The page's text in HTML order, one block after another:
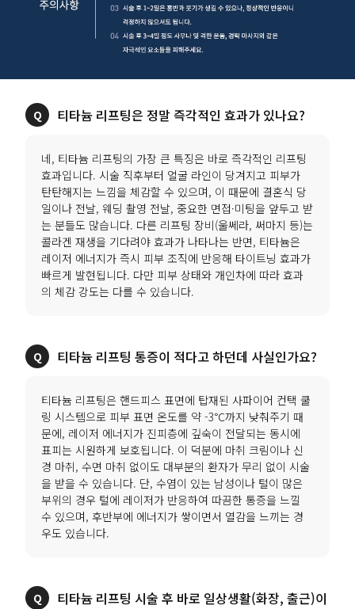
티타늄 리프팅은 정말 즉각적인 효과가 있나요?
네, 티타늄 리프팅의 가장 큰 특징은 바로 즉각적인 리프팅
효과입니다. 시술 직후부터 얼굴 라인이 당겨지고 피부가
탄탄해지는 느낌을 체감할 수 있으며, 이 때문에 결혼식 당
일이나 전날, 웨딩 촬영 전날, 중요한 면접·미팅을 앞두고 받
는 분들도 많습니다. 다른 리프팅 장비(울쎄라, 써마지 등)는
콜라겐 재생을 기다려야 효과가 나타나는 반면, 티타늄은
레이저 에너지가 즉시 피부 조직에 반응해 타이트닝 효과가
빠르게 발현됩니다. 다만 피부 상태와 개인차에 따라 효과
의 체감 강도는 다를 수 있습니다.
티타늄 리프팅 통증이 적다고 하던데 사실인가요?
티타늄 리프팅은 핸드피스 표면에 탑재된 사파이어 컨택 쿨
링 시스템으로 피부 표면 온도를 약 -3℃까지 낮춰주기 때
문에, 레이저 에너지가 진피층에 깊숙이 전달되는 동시에
표피는 시원하게 보호됩니다. 이 덕분에 마취 크림이나 신
경 마취, 수면 마취 없이도 대부분의 환자가 무리 없이 시술
을 받을 수 있습니다. 단, 수염이 있는 남성이나 털이 많은
부위의 경우 털에 레이저가 반응하여 따끔한 통증을 느낄
수 있으며, 후반부에 에너지가 쌓이면서 열감을 느끼는 경
우도 있습니다.
티타늄 리프팅 시술 후 바로 일상생활(화장, 출근)이